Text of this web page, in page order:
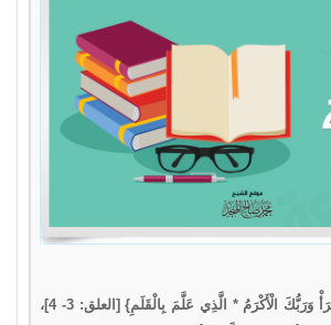
الحمد لله القائل: {اقْرَأْ وَرَبُّكَ الْأَكْرَمُ * الَّذِي عَلَّمَ بِالْقَلَمِ} [العلق: 3- 4]،